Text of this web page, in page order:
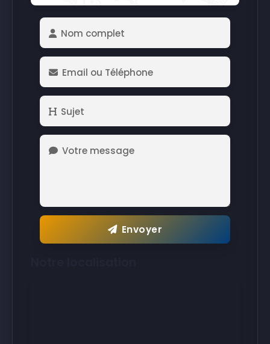
Nom complet
Email ou Téléphone
Sujet
Votre message
Envoyer